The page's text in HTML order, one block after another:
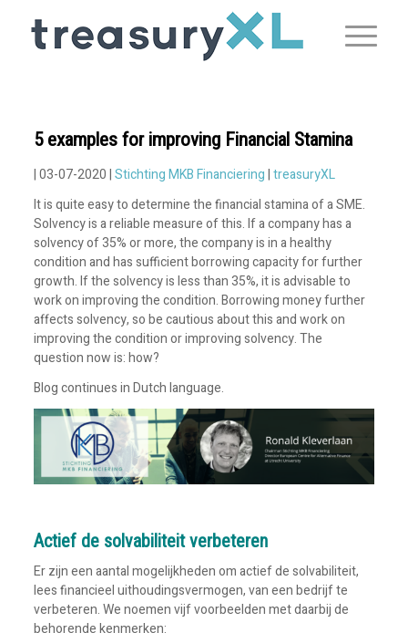
5 examples for improving Financial Stamina
| 03-07-2020 |Stichting MKB Financiering|treasuryXL
It is quite easy to determine the financial stamina of a SME.
Solvency is a reliable measure of this. If a company has a
solvency of 35% or more, the company is in a healthy
condition and has sufficient borrowing capacity for further
growth. If the solvency is less than 35%, it is advisable to
work on improving the condition. Borrowing money further
affects solvency, so be cautious about this and work on
improving the condition or improving solvency. The
question now is: how?
Blog continues in Dutch language.
Actief de solvabiliteit verbeteren
Er zijn een aantal mogelijkheden om actief de solvabiliteit,
lees financieel uithoudingsvermogen, van een bedrijf te
verbeteren. We noemen vijf voorbeelden met daarbij de
behorende kenmerken: